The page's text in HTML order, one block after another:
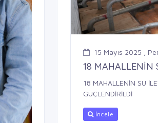
15 Mayıs 2025 ,
18 MAHALLENİN
18 MAHALLENİN SU
GÜÇLENDİRİLDİ
İncele